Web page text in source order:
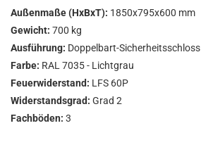
Außenmaße (HxBxT): 1850x795x600 mm
Gewicht: 700 kg
Ausführung: Doppelbart-Sicherheitsschloss
Farbe: RAL 7035 - Lichtgrau
Feuerwiderstand: LFS 60P
Widerstandsgrad: Grad 2
Fachböden: 3